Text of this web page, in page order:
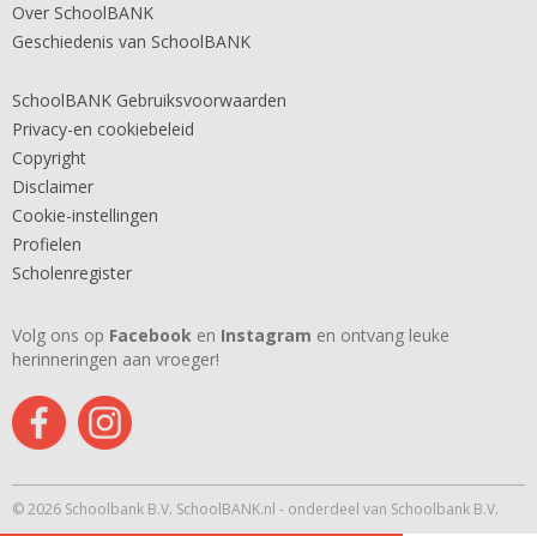
Over SchoolBANK
Geschiedenis van SchoolBANK
SchoolBANK Gebruiksvoorwaarden
Privacy-en cookiebeleid
Copyright
Disclaimer
Cookie-instellingen
Profielen
Scholenregister
Volg ons op Facebook en Instagram en ontvang leuke
herinneringen aan vroeger!
© 2026 Schoolbank B.V. SchoolBANK.nl - onderdeel van Schoolbank B.V.